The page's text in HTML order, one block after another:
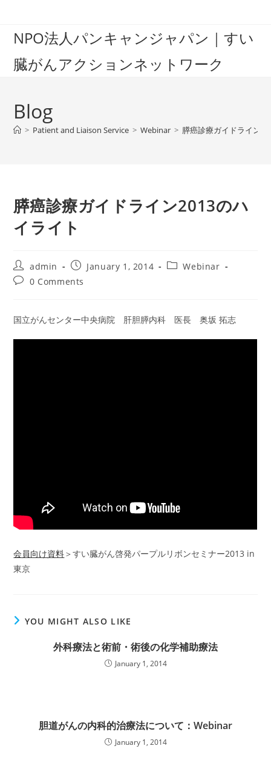
contentNPO法人パンキャンジャパン｜すい
臓がんアクションネットワーク
Blog
> Patient and Liaison Service > Webinar > 膵癌診療ガイドライン
膵癌診療ガイドライン2013のハ
イライト
Post
author:
admin
Post
published:
January 1, 2014
PostWebinar
Post0 Comments
国立がんセンター中央病院 肝胆膵内科 医長 奥坂 拓志
会員向け資料＞すい臓がん啓発パープルリボンセミナー2013 in
東京
YOU MIGHT ALSO LIKE
外科療法と術前・術後の化学補助療法
January 1, 2014
胆道がんの内科的治療法について：Webinar
January 1, 2014